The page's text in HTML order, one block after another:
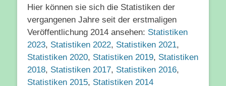
Hier können sie sich die Statistiken der
vergangenen Jahre seit der erstmaligen
Veröffentlichung 2014 ansehen: Statistiken
2023, Statistiken 2022, Statistiken 2021,
Statistiken 2020, Statistiken 2019, Statistiken
2018, Statistiken 2017, Statistiken 2016,
Statistiken 2015, Statistiken 2014